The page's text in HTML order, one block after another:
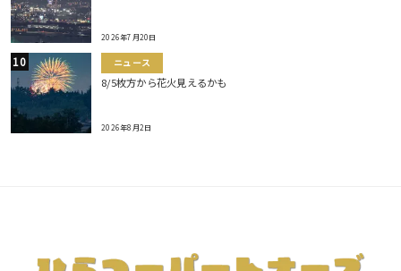
2026年7月20日
ニュース
8/5枚方から花火見えるかも
2026年8月2日